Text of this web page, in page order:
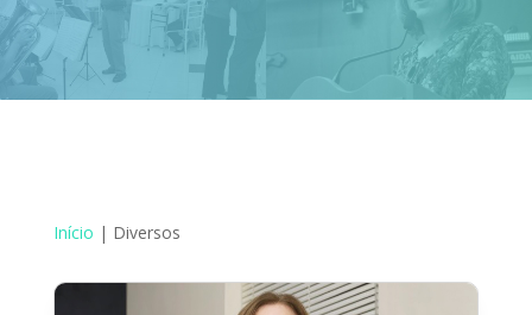
Início | Diversos